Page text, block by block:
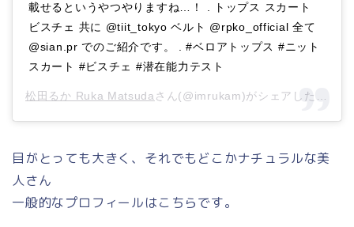
載せるというやつやりますね…！ . トップス スカート
ビスチェ 共に @tiit_tokyo ベルト @rpko_official 全て
@sian.pr でのご紹介です。 . #ベロアトップス #ニット
スカート #ビスチェ #潜在能力テスト
松田るか Ruka Matsuda さん(@imrukam)がシェアした投稿 –
目がとっても大きく、それでもどこかナチュラルな美
人さん
一般的なプロフィールはこちらです。